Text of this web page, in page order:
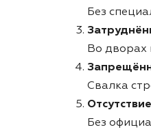
Без
Во дворах
Свалка
Без